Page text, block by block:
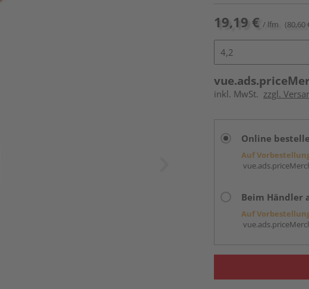
19,19 € / lfm (80,60
inkl. MwSt. zzgl.
Online
Auf
Beim Händler
Auf